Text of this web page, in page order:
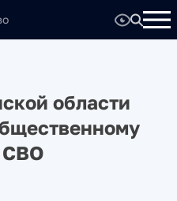
области
СВО